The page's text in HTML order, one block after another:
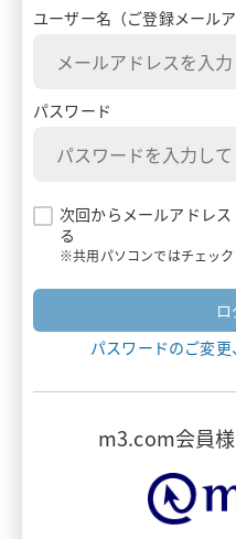
ギャバロン
エンハーツ
ダトロウェイ
患者さんとチームでつくる
ユーザー名（ご登録メールア
パスワード
次回からメールアドレ
る
※共用パソコンではチェック
パスワードのご変
m3.com会員様